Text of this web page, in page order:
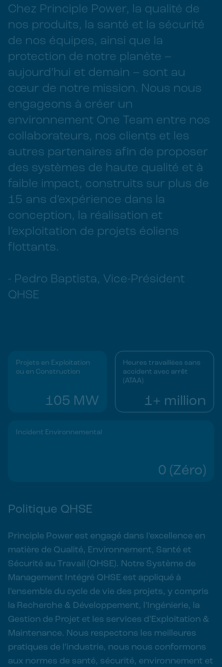
Chez Principle Power, la qualité de
nos produits, la santé et la sécurité
de nos équipes, ainsi que la
protection de notre planète –
aujourd’hui et demain – sont au
cœur de notre mission. Nous nous
engageons à créer un
environnement One Team entre nos
collaborateurs, nos clients et les
autres partenaires afin de proposer
des systèmes de haute qualité et à
faible impact, construits sur plus de
15 ans d’expérience dans la
conception, la réalisation et
l’exploitation de projets éoliens
flottants.
- Pedro Baptista, Vice-Président
QHSE
Projets en Exploitation
ou en Construction
105 MW
Heures travaillées sans
accident avec arrêt
(ATAA)
1+ million
Incident Environnemental
0 (Zéro)
Politique QHSE
Principle Power est engagé dans l’excellence en
matière de Qualité, Environnement, Santé et
Sécurité au Travail (QHSE). Notre Système de
Management Intégré QHSE est appliqué à
l’ensemble du cycle de vie des projets, y compris
la Recherche & Développement, l’Ingénierie, la
Gestion de Projet et les services d’Exploitation &
Maintenance. Nous respectons les meilleures
pratiques de l’industrie, nous nous conformons
aux normes de santé, sécurité, environnement et